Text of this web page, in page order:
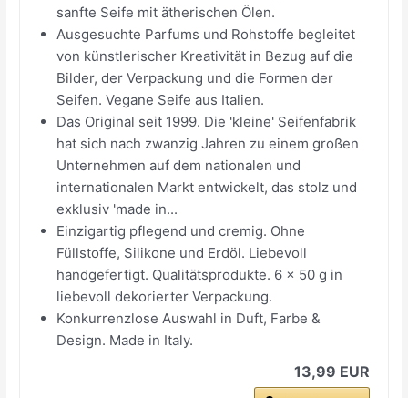
sanfte Seife mit ätherischen Ölen.
Ausgesuchte Parfums und Rohstoffe begleitet
von künstlerischer Kreativität in Bezug auf die
Bilder, der Verpackung und die Formen der
Seifen. Vegane Seife aus Italien.
Das Original seit 1999. Die 'kleine' Seifenfabrik
hat sich nach zwanzig Jahren zu einem großen
Unternehmen auf dem nationalen und
internationalen Markt entwickelt, das stolz und
exklusiv 'made in...
Einzigartig pflegend und cremig. Ohne
Füllstoffe, Silikone und Erdöl. Liebevoll
handgefertigt. Qualitätsprodukte. 6 x 50 g in
liebevoll dekorierter Verpackung.
Konkurrenzlose Auswahl in Duft, Farbe &
Design. Made in Italy.
13,99 EUR